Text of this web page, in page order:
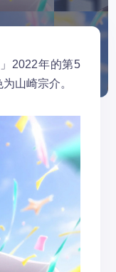
2022年的第5
山崎宗介。